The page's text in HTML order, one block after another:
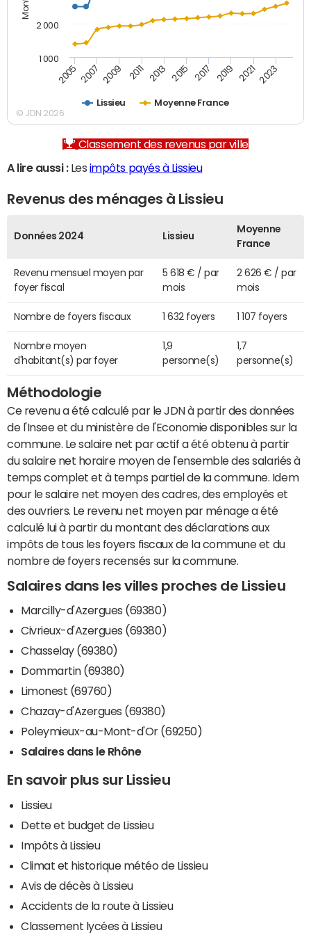
Lissieu Moyenne France
2005 2007 2009 2011 2013 2015 2017 2019 2021 2023
1 000
2 000
© JDN 2026
Classement des revenus par ville
A lire aussi :Les impôts payés à Lissieu
Revenus des ménages à Lissieu
Données 2024 Lissieu
Moyenne
France
Revenu mensuel moyen par
foyer fiscal
5 618 € / par
mois
2 626 € / par
mois
Nombre de foyers fiscaux 1 632 foyers 1 107 foyers
Nombre moyen
d'habitant(s) par foyer
1,9
personne(s)
1,7
personne(s)
Méthodologie
Ce revenu a été calculé par le JDN à partir des données
de l'Insee et du ministère de l'Economie disponibles sur la
commune. Le salaire net par actif a été obtenu à partir
du salaire net horaire moyen de l'ensemble des salariés à
temps complet et à temps partiel de la commune. Idem
pour le salaire net moyen des cadres, des employés et
des ouvriers. Le revenu net moyen par ménage a été
calculé lui à partir du montant des déclarations aux
impôts de tous les foyers fiscaux de la commune et du
nombre de foyers recensés sur la commune.
Salaires dans les villes proches de Lissieu
Marcilly-d'Azergues (69380)
Civrieux-d'Azergues (69380)
Chasselay (69380)
Dommartin (69380)
Limonest (69760)
Chazay-d'Azergues (69380)
Poleymieux-au-Mont-d'Or (69250)
Salaires dans le Rhône
En savoir plus sur Lissieu
Lissieu
Dette et budget de Lissieu
Impôts à Lissieu
Climat et historique météo de Lissieu
Avis de décès à Lissieu
Accidents de la route à Lissieu
Classement lycées à Lissieu